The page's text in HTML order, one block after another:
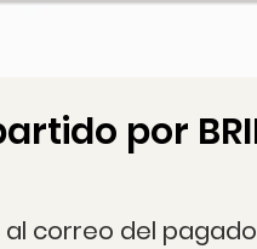
por
correo del